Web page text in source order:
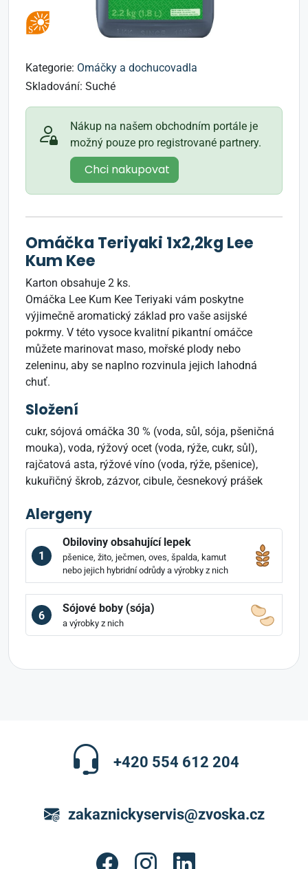
Kategorie: Omáčky a dochucovadla
Skladování: Suché
Nákup na našem obchodním portále je
možný pouze pro registrované partnery.
Chci nakupovat
Omáčka Teriyaki 1x2,2kg Lee
Kum Kee
Karton obsahuje 2 ks.
Omáčka Lee Kum Kee Teriyaki vám poskytne
výjimečně aromatický základ pro vaše asijské
pokrmy. V této vysoce kvalitní pikantní omáčce
můžete marinovat maso, mořské plody nebo
zeleninu, aby se naplno rozvinula jejich lahodná
chuť.
Složení
cukr, sójová omáčka 30 % (voda, sůl, sója, pšeničná
mouka), voda, rýžový ocet (voda, rýže, cukr, sůl),
rajčatová asta, rýžové víno (voda, rýže, pšenice),
kukuřičný škrob, zázvor, cibule, česnekový prášek
Alergeny
1
Obiloviny obsahující lepek
pšenice, žito, ječmen, oves, špalda, kamut
nebo jejich hybridní odrůdy a výrobky z nich
6
Sójové boby (sója)
a výrobky z nich
+420 554 612 204
zakaznickyservis@zvoska.cz